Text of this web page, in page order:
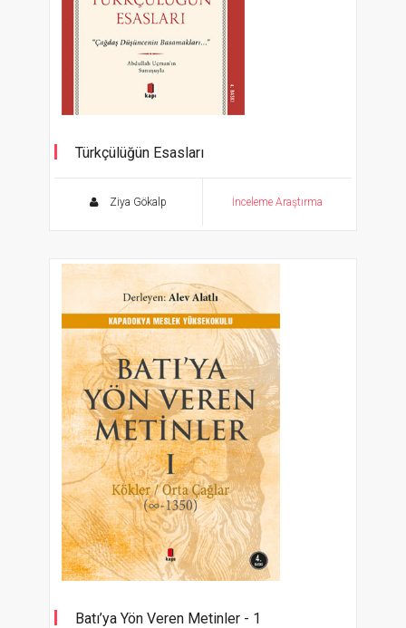
Türkçülüğün Esasları
Ziya Gökalp İnceleme Araştırma
Batı’ya Yön Veren Metinler - 1